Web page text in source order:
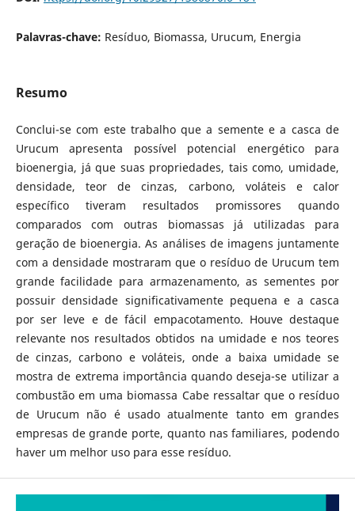
Palavras-chave: Resíduo, Biomassa, Urucum, Energia
Resumo
Conclui-se com este trabalho que a semente e a casca de
Urucum apresenta possível potencial energético para
bioenergia, já que suas propriedades, tais como, umidade,
densidade, teor de cinzas, carbono, voláteis e calor
específico tiveram resultados promissores quando
comparados com outras biomassas já utilizadas para
geração de bioenergia. As análises de imagens juntamente
com a densidade mostraram que o resíduo de Urucum tem
grande facilidade para armazenamento, as sementes por
possuir densidade significativamente pequena e a casca
por ser leve e de fácil empacotamento. Houve destaque
relevante nos resultados obtidos na umidade e nos teores
de cinzas, carbono e voláteis, onde a baixa umidade se
mostra de extrema importância quando deseja-se utilizar a
combustão em uma biomassa Cabe ressaltar que o resíduo
de Urucum não é usado atualmente tanto em grandes
empresas de grande porte, quanto nas familiares, podendo
haver um melhor uso para esse resíduo.